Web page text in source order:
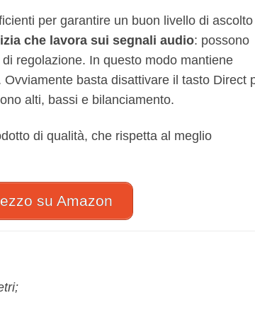
per garantire un buon livello di ascolto
che lavora sui segnali audio: possono
regolazione. In questo modo mantiene
basta disattivare il tasto Direct
alti, bassi e bilanciamento.
di qualità, che rispetta al meglio
su Amazon